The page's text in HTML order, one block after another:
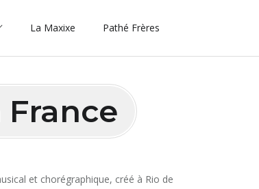
La Maxixe Pathé Frères
et chorégraphique, créé à Rio de